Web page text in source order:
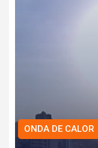
ONDA DE CALOR